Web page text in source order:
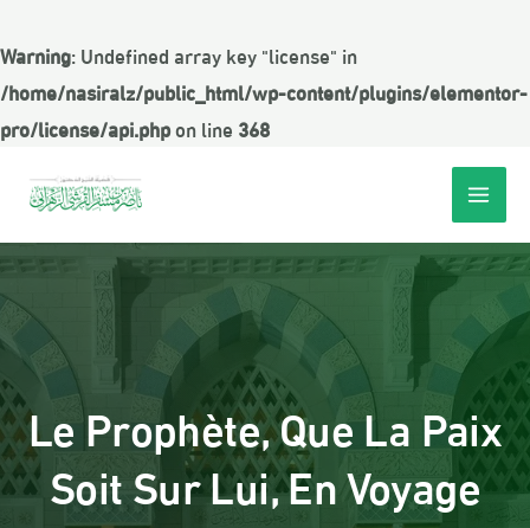
Warning: Undefined array key "license" in
/home/nasiralz/public_html/wp-content/plugins/elementor-
pro/license/api.phpon line 368
Le Prophète, Que La Paix
Soit Sur Lui, En Voyage